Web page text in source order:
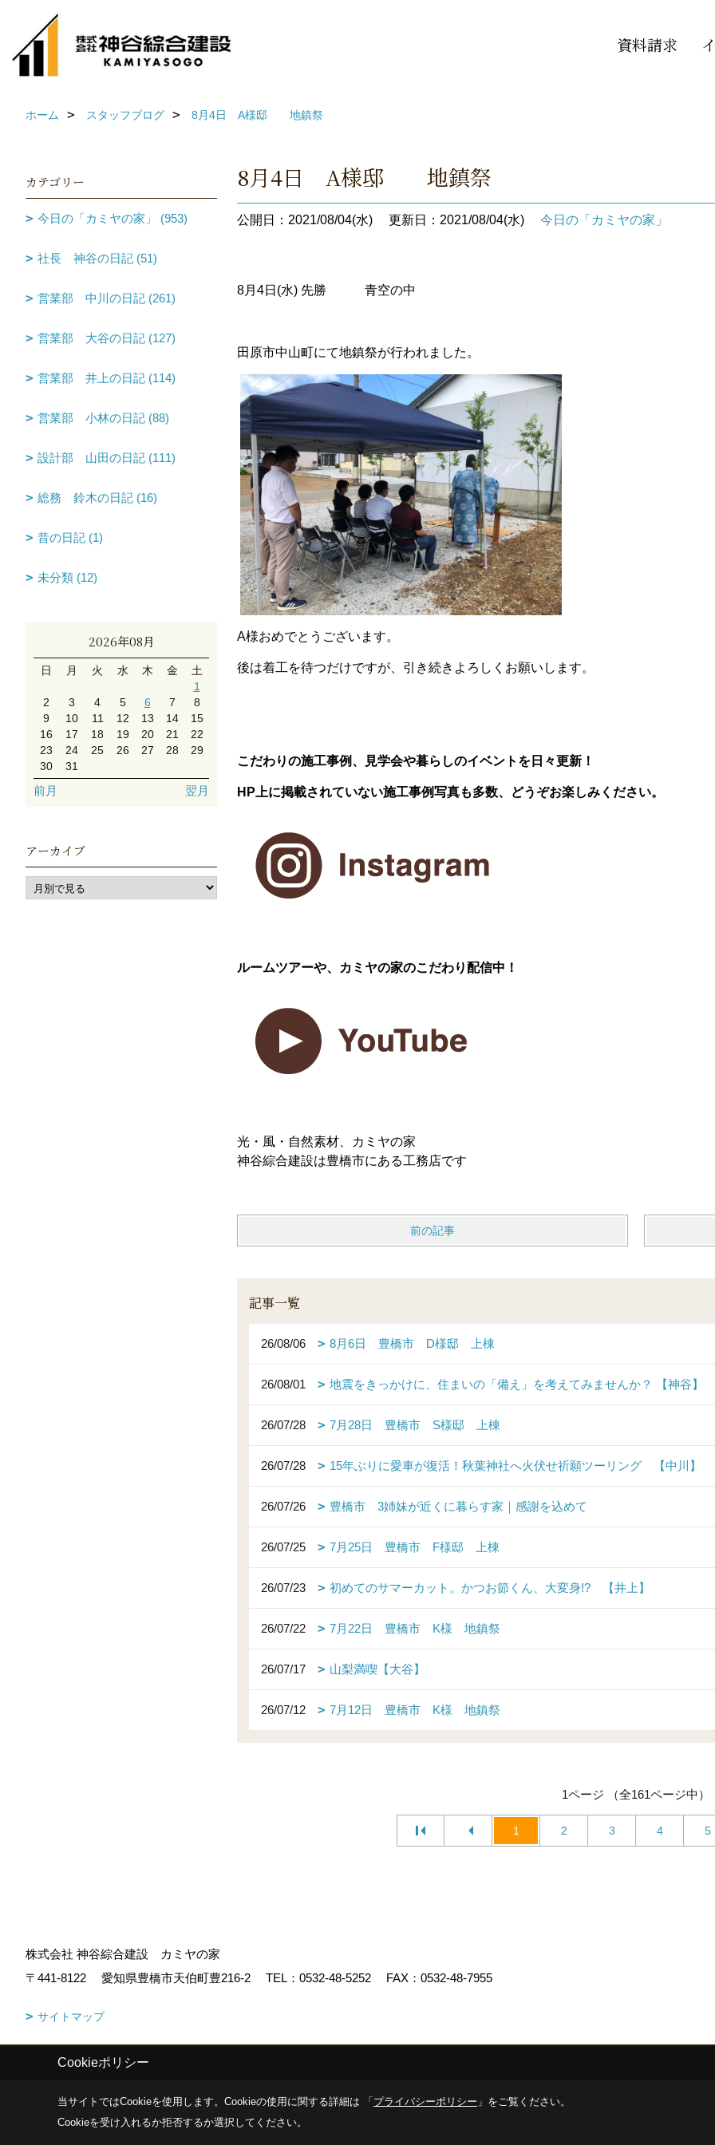
資料請求
ホーム スタッフブログ 8月4日 A様邸 地鎮祭
8月4日 A様邸 地鎮祭
公開日：2021/08/04(水) 更新日：2021/08/04(水) 今日の「カミヤの家」
8月4日(水) 先勝 青空の中
田原市中山町にて地鎮祭が行われました。
A様おめでとうございます。
後は着工を待つだけですが、引き続きよろしくお願いします。
こだわりの施工事例、見学会や暮らしのイベントを日々更新！
HP上に掲載されていない施工事例写真も多数、どうぞお楽しみください。
ルームツアーや、カミヤの家のこだわり配信中！
光・風・自然素材、カミヤの家
神谷綜合建設は豊橋市にある工務店です
前の記事
記事一覧
26/08/06 8月6日 豊橋市 D様邸 上棟
26/08/01 地震をきっかけに、住まいの「備え」を考えてみませんか？ 【神谷】
26/07/28 7月28日 豊橋市 S様邸 上棟
26/07/28 15年ぶりに愛車が復活！秋葉神社へ火伏せ祈願ツーリング 【中川】
26/07/26 豊橋市 3姉妹が近くに暮らす家｜感謝を込めて
26/07/25 7月25日 豊橋市 F様邸 上棟
26/07/23 初めてのサマーカット。かつお節くん、大変身!? 【井上】
26/07/22 7月22日 豊橋市 K様 地鎮祭
26/07/17 山梨満喫【大谷】
26/07/12 7月12日 豊橋市 K様 地鎮祭
1ページ （全161ページ中）
1 2 3 4 5
カテゴリー
今日の「カミヤの家」 (953)
社長 神谷の日記 (51)
営業部 中川の日記 (261)
営業部 大谷の日記 (127)
営業部 井上の日記 (114)
営業部 小林の日記 (88)
設計部 山田の日記 (111)
総務 鈴木の日記 (16)
昔の日記 (1)
未分類 (12)
2026年08月
日 月 火 水 木 金
土
1
2
3 4 5 6 7
8
9
10 11 12 13 14
15
16
17 18 19 20 21
22
23
24 25 26 27 28
29
30
31
前月 翌月
アーカイブ
株式会社 神谷綜合建設 カミヤの家
〒441-8122
愛知県豊橋市天伯町豊216-2 TEL： 0532-48-5252 FAX：0532-48-7955
サイトマップ
Copyright (c) KAMIYA CO.,LTD. All Rights Reserved.
Cookieポリシー
当サイトではCookieを使用します。 Cookieの使用に関する詳細は 「 プライバシーポリシー 」をご覧ください。
Cookieを受け入れるか拒否するか選択してください。